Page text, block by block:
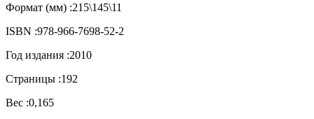
Формат (мм) :215\145\11
ISBN :978-966-7698-52-2
Год издания :2010
Страницы :192
Вес :0,165